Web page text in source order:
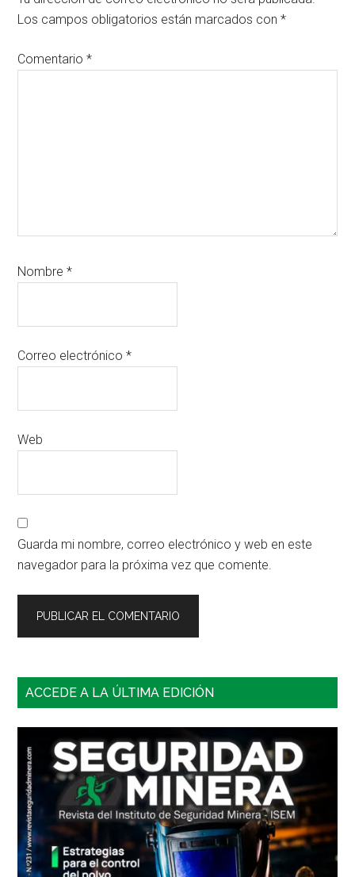
los
lectores
Los campos obligatorios están marcados con*
Comentario*
Nombre*
Correo electrónico*
Web
Guarda mi nombre, correo electrónico y web en este
navegador para la próxima vez que comente.
Barra
principal
ACCEDE A LA ÚLTIMA EDICIÓN